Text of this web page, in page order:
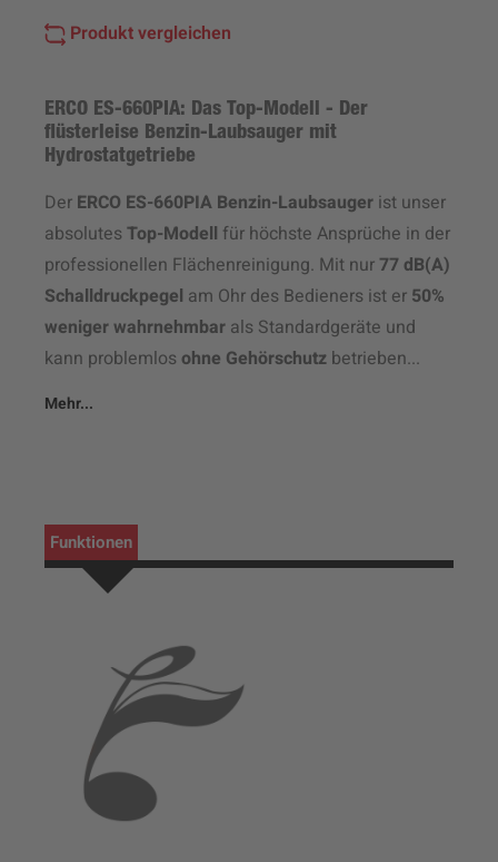
Produkt vergleichen
ERCO ES-660PIA: Das Top-Modell - Der
flüsterleise Benzin-Laubsauger mit
Hydrostatgetriebe
Der ERCO ES-660PIA Benzin-Laubsauger ist unser
absolutes Top-Modell für höchste Ansprüche in der
professionellen Flächenreinigung. Mit nur77 dB(A)
Schalldruckpegel am Ohr des Bedieners ist er 50%
weniger wahrnehmbar als Standardgeräte und
kann problemlos ohne Gehörschutz betrieben...
Mehr...
Funktionen